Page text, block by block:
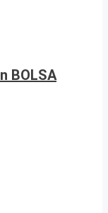
BOLSA